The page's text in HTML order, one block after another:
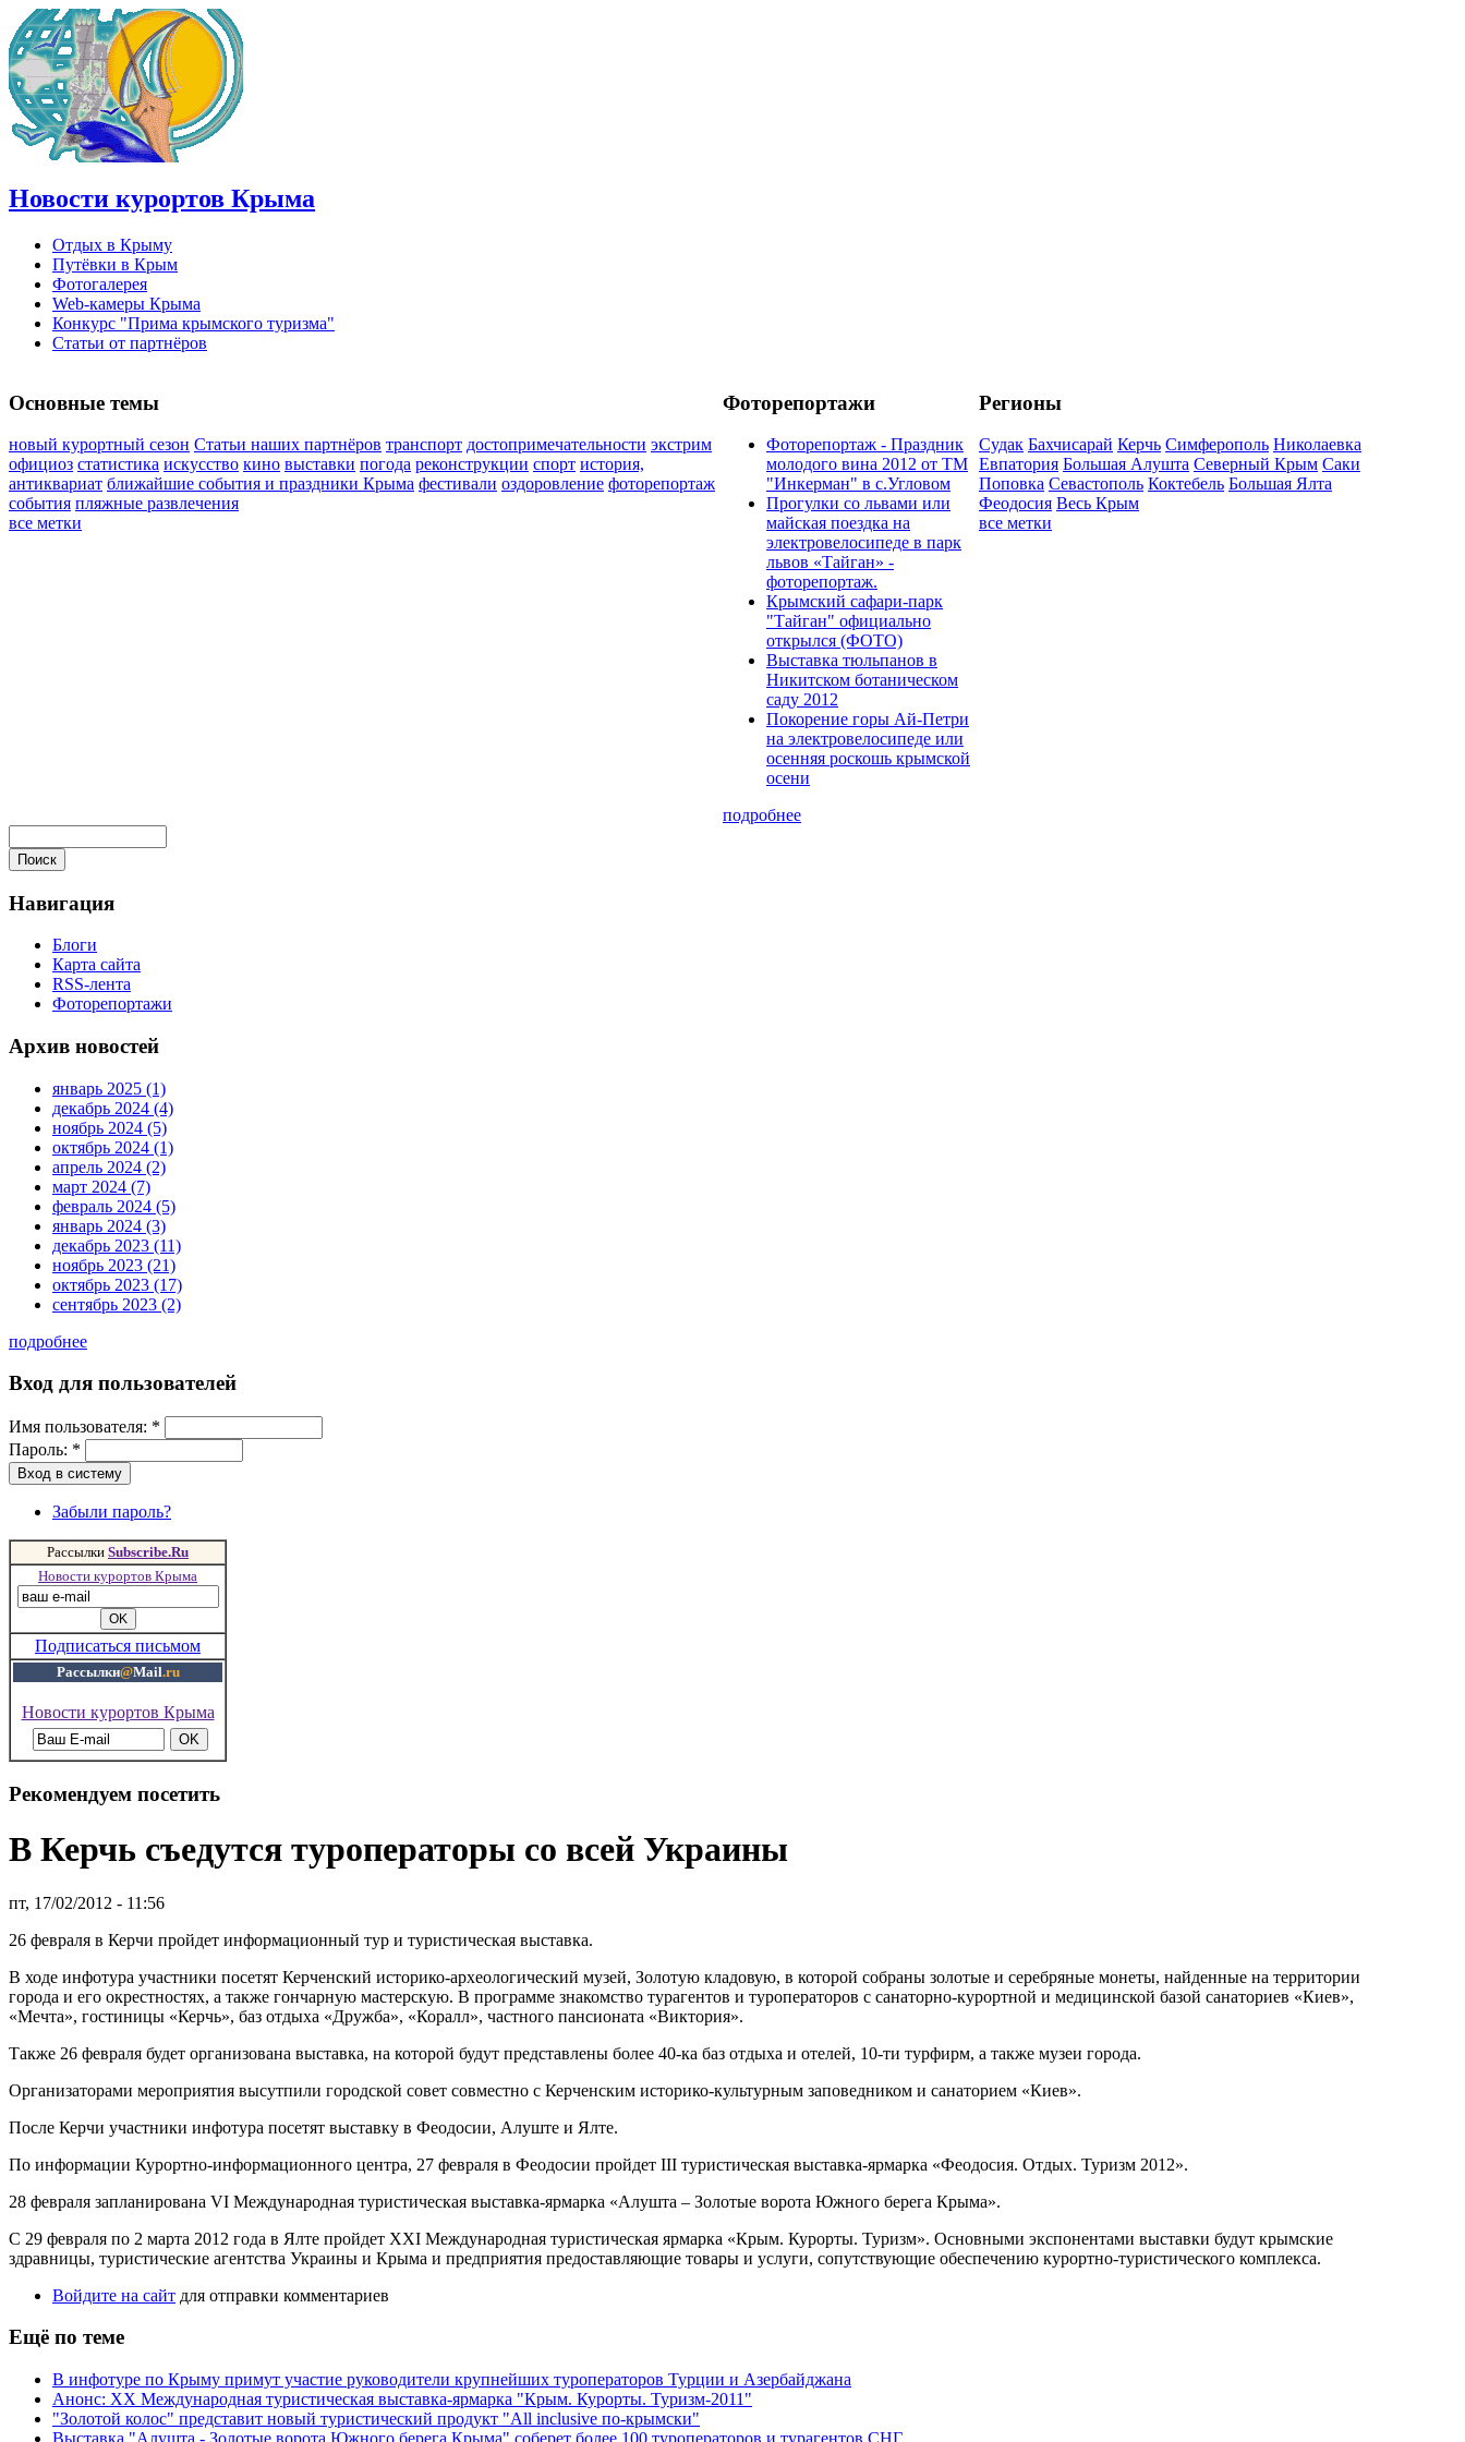
Новости курортов Крыма
Отдых в Крыму
Путёвки в Крым
Фотогалерея
Web-камеры Крыма
Конкурс "Прима крымского туризма"
Статьи от партнёров
Основные темы
новый курортный сезон Статьи наших партнёров транспорт достопримечательности экстрим
официоз статистика искусство кино выставки погода реконструкции спорт история,
антиквариат ближайшие события и праздники Крыма фестивали оздоровление фоторепортаж
события пляжные развлечения
все метки
Фоторепортажи
Фоторепортаж - Праздник
молодого вина 2012 от ТМ
"Инкерман" в с.Угловом
Прогулки cо львами или
майская поездка на
электровелосипеде в парк
львов «Тайган» -
фоторепортаж.
Крымский сафари-парк
"Тайган" официально
открылся (ФОТО)
Выставка тюльпанов в
Никитском ботаническом
саду 2012
Покорение горы Ай-Петри
на электровелосипеде или
осенняя роскошь крымской
осени
подробнее
Регионы
Судак Бахчисарай Керчь Симферополь Николаевка
Евпатория Большая Алушта Северный Крым Саки
Поповка Севастополь Коктебель Большая Ялта
Феодосия Весь Крым
все метки
Навигация
Блоги
Карта сайта
RSS-лента
Фоторепортажи
Архив новостей
январь 2025 (1)
декабрь 2024 (4)
ноябрь 2024 (5)
октябрь 2024 (1)
апрель 2024 (2)
март 2024 (7)
февраль 2024 (5)
январь 2024 (3)
декабрь 2023 (11)
ноябрь 2023 (21)
октябрь 2023 (17)
сентябрь 2023 (2)
подробнее
Вход для пользователей
Имя пользователя: *
Пароль: *
Забыли пароль?
Рассылки Subscribe.Ru
Новости курортов Крыма
Подписаться письмом
Рассылки@Mail.ru
Новости курортов Крыма
Рекомендуем посетить
В Керчь съедутся туроператоры со всей Украины
пт, 17/02/2012 - 11:56
26 февраля в Керчи пройдет информационный тур и туристическая выставка.
В ходе инфотура участники посетят Керченский историко-археологический музей, Золотую кладовую, в которой собраны золотые и серебряные монеты, найденные на территории
города и его окрестностях, а также гончарную мастерскую. В программе знакомство турагентов и туроператоров с санаторно-курортной и медицинской базой санаториев «Киев»,
«Мечта», гостиницы «Керчь», баз отдыха «Дружба», «Коралл», частного пансионата «Виктория».
Также 26 февраля будет организована выставка, на которой будут представлены более 40-ка баз отдыха и отелей, 10-ти турфирм, а также музеи города.
Организаторами мероприятия высутпили городской совет совместно с Керченским историко-культурным заповедником и санаторием «Киев».
После Керчи участники инфотура посетят выставку в Феодосии, Алуште и Ялте.
По информации Курортно-информационного центра, 27 февраля в Феодосии пройдет III туристическая выставка-ярмарка «Феодосия. Отдых. Туризм 2012».
28 февраля запланирована VI Международная туристическая выставка-ярмарка «Алушта – Золотые ворота Южного берега Крыма».
С 29 февраля по 2 марта 2012 года в Ялте пройдет XXI Международная туристическая ярмарка «Крым. Курорты. Туризм». Основными экспонентами выставки будут крымские
здравницы, туристические агентства Украины и Крыма и предприятия предоставляющие товары и услуги, сопутствующие обеспечению курортно-туристического комплекса.
Войдите на сайт для отправки комментариев
Ещё по теме
В инфотуре по Крыму примут участие руководители крупнейших туроператоров Турции и Азербайджана
Анонс: XX Международная туристическая выставка-ярмарка "Крым. Курорты. Туризм-2011"
"Золотой колос" представит новый туристический продукт "Аll inclusive по-крымски"